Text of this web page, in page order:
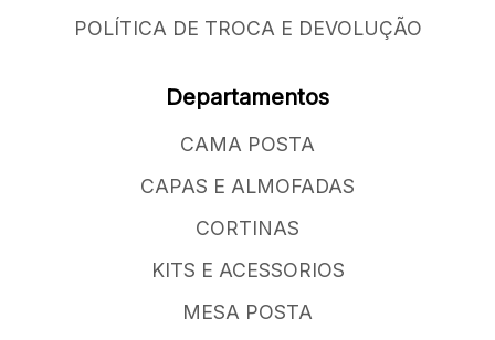
POLÍTICA DE TROCA E DEVOLUÇÃO
Departamentos
CAMA POSTA
CAPAS E ALMOFADAS
CORTINAS
KITS E ACESSORIOS
MESA POSTA